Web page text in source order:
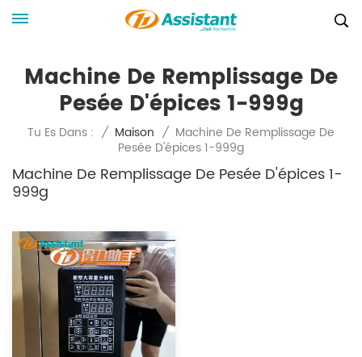
Machine De Remplissage De
Pesée D'épices 1-999g
Tu Es Dans : / Maison / Machine De Remplissage De
Pesée D'épices 1-999g
Machine De Remplissage De Pesée D'épices 1-
999g